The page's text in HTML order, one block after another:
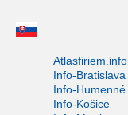
Atlasfiriem.info
Info-Bratislava
Info-Humenné
Info-Košice